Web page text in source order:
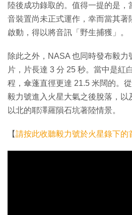
陸後成功錄取的。值得一提的是
音裝置尚未正式運作，幸而當其著
啟動，得以將音訊「野生捕獲」。
除此之外，NASA 也同時發布毅
片，片長達 3 分 25 秒。當中是紅
程，傘蓬直徑更達 21.5 米闊的。
毅力號進入火星大氣之後脫落，以
以北的耶澤羅隕石坑著陸情景。
【請按此收聽毅力號於火星錄下的